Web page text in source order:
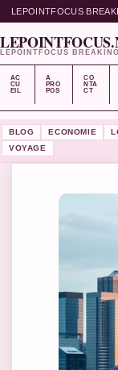
LEPOINTFOCUS
LEPOINTFOCUS
AC
CU
EIL
A
PRO
POS
CO
NTA
CT
BLOG ECONOMIE
VOYAGE